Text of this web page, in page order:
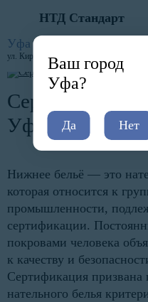
НТД Стандарт
Уфа
ул. ​​Кирова, 52
Главная Услуги
Легкая промышленность
Сертификация
Уфе
Нижнее бельё — это
которая относится к
промышленности,
сертификации.
покровами человека
к качеству и
Сертификация призвана
нательного белья
Ваш город
Уфа?
Да Нет